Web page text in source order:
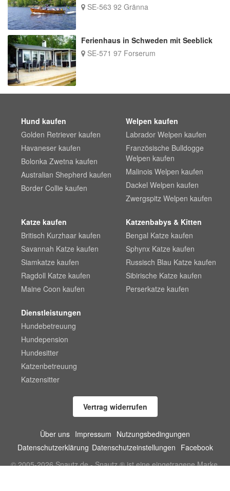
SE-563 92 Gränna
Ferienhaus in Schweden mit Seeblick
SE-571 97 Forserum
Hund kaufen
Golden Retriever kaufen
Havaneser kaufen
Bolonka Zwetna kaufen
Australian Shepherd kaufen
Border Collie kaufen
Welpen kaufen
Labrador Welpen kaufen
Französische Bulldogge
Welpen kaufen
Malinois Welpen kaufen
Dackel Welpen kaufen
Zwergspitz Welpen kaufen
Katze kaufen
Britisch Kurzhaar kaufen
Savannah Katze kaufen
Siamkatze kaufen
Ragdoll Katze kaufen
Maine Coon kaufen
Katzenbabys & Kitten
Bengal Katze kaufen
Sphynx Katze kaufen
Russisch Blau Katze kaufen
Sibirische Katze kaufen
Perserkatze kaufen
Dienstleistungen
Hundebetreuung
Hundepension
Hundesitter
Katzenbetreuung
Katzensitter
Vertrag widerrufen
Über uns Impressum Nutzungsbedingungen
Datenschutzerklärung Datenschutzeinstellungen Facebook
© 2005-2026 Snautz.de - Snautz ® ist eine eingetragene Marke.